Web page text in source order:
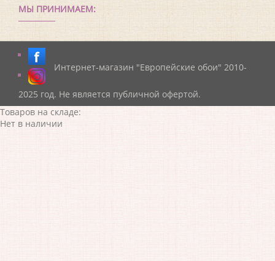
МЫ ПРИНИМАЕМ:
Интернет-магазин "Европейские обои" 2010-
2025 год. Не является публичной офертой.
Товаров на складе:
Нет в наличии